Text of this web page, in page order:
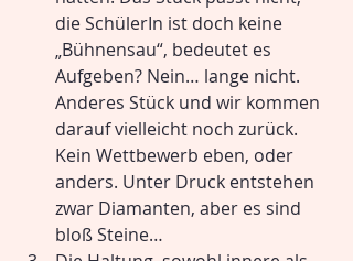
die SchülerIn ist doch keine
„Bühnensau“, bedeutet es
Aufgeben? Nein… lange nicht.
Anderes Stück und wir kommen
darauf vielleicht noch zurück.
Kein Wettbewerb eben, oder
anders. Unter Druck entstehen
zwar Diamanten, aber es sind
bloß Steine…